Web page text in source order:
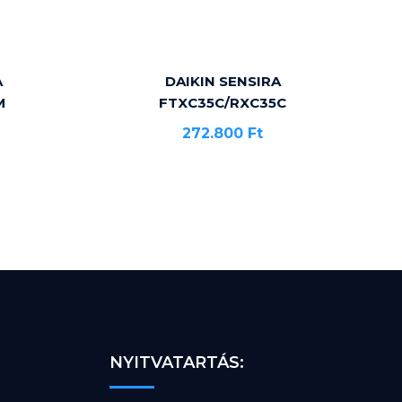
DAIKIN SENSIRA
FTXC35C/RXC35C
272.800 Ft
NYITVATARTÁS: